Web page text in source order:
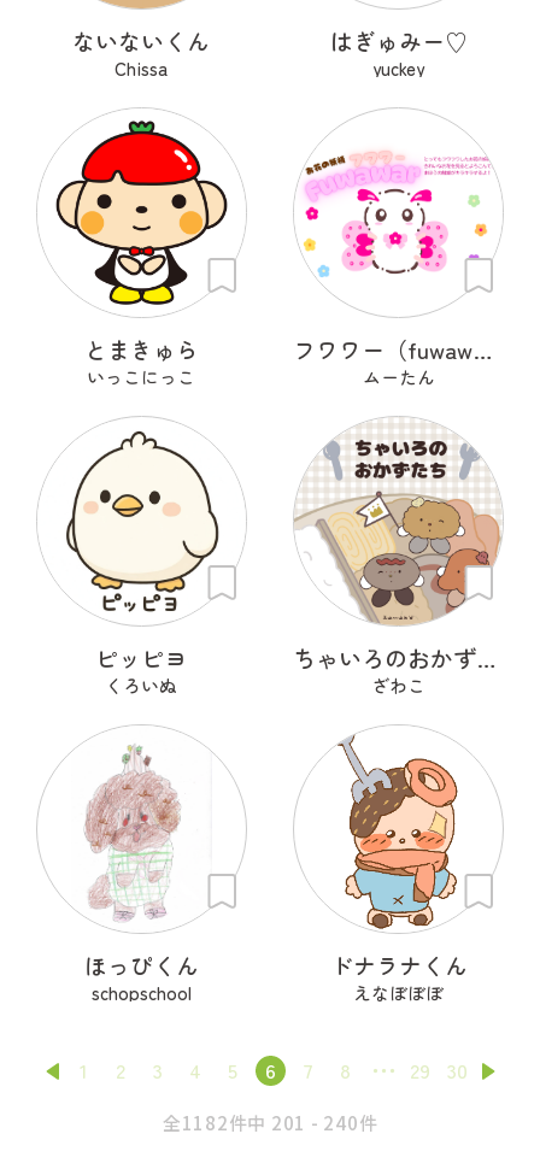
ないないくん
Chissa
はぎゅみー♡
yuckey
とまきゅら
いっこにっこ
フワワー（fuwawar）
ムーたん
ピッピヨ
くろいぬ
ちゃいろのおかずたち
ざわこ
ほっぴくん
schopschool
ドナラナくん
えなぼぼぼ
1 2 3 4 5 6 7 8 29 30
全1182件中 201 - 240件